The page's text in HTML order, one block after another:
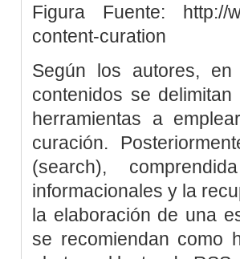
Figura
Fuente: http://
content-curation
Según los autores,
contenidos se
herramientas a
curación.
(search),
informacionales y la
la elaboración de una
se recomiendan como